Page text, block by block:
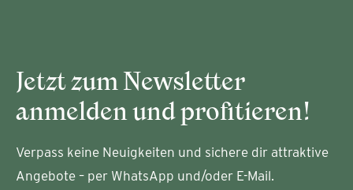
Jetzt zum Newsletter
anmelden und profitieren!
Verpass keine Neuigkeiten und sichere dir attraktive
Angebote – per WhatsApp und/oder E-Mail.